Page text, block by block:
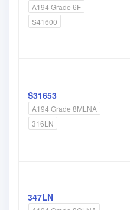
A194 Grade 6F
S41600
S31653
A194 Grade 8MLNA
316LN
347LN